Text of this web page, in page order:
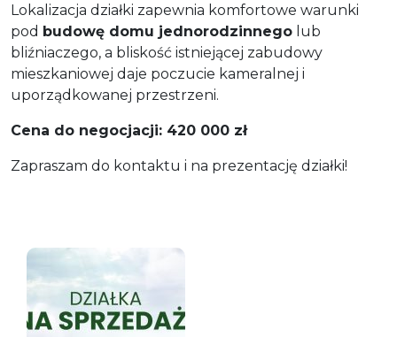
Lokalizacja działki zapewnia komfortowe warunki
pod budowę domu jednorodzinnego lub
bliźniaczego, a bliskość istniejącej zabudowy
mieszkaniowej daje poczucie kameralnej i
uporządkowanej przestrzeni.
Cena do negocjacji: 420 000 zł
Zapraszam do kontaktu i na prezentację działki!